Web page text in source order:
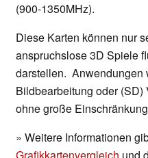
(900-1350MHz).
Diese Karten können nur
anspruchslose 3D Spiele
darstellen. Anwendungen
Bildbearbeitung oder
ohne große
» Weitere Informationen